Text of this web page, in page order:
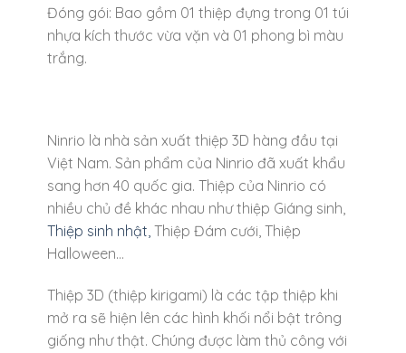
Đóng gói: Bao gồm 01 thiệp đựng trong 01 túi
nhựa kích thước vừa vặn và 01 phong bì màu
trắng.
Ninrio là nhà sản xuất thiệp 3D hàng đầu tại
Việt Nam. Sản phẩm của Ninrio đã xuất khẩu
sang hơn 40 quốc gia. Thiệp của Ninrio có
nhiều chủ đề khác nhau như thiệp Giáng sinh,
Thiệp sinh nhật,Thiệp Đám cưới, Thiệp
Halloween…
Thiệp 3D (thiệp kirigami) là các tập thiệp khi
mở ra sẽ hiện lên các hình khối nổi bật trông
giống như thật. Chúng được làm thủ công với